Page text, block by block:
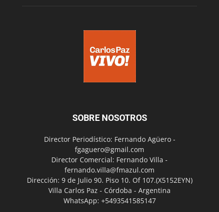
SOBRE NOSOTROS
Director Periodístico: Fernando Agüero -
fgaguero@gmail.com
Director Comercial: Fernando Villa -
fernando.villa@fmazul.com
Dirección: 9 de Julio 90. Piso 10. Of 107.(X5152EYN)
Villa Carlos Paz - Córdoba - Argentina
WhatsApp: +5493541585147